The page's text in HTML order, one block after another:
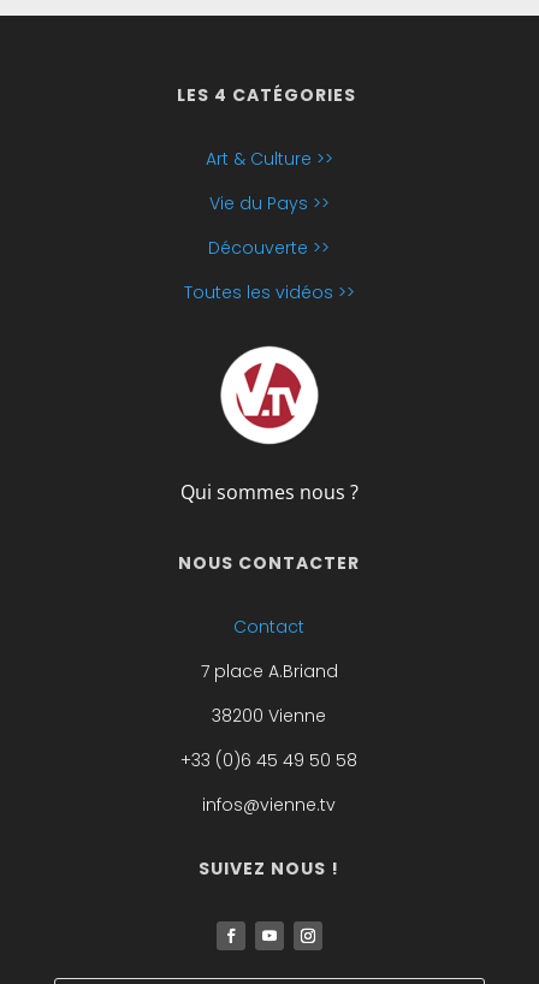
LES 4 CATÉGORIES
Art & Culture >>
Vie du Pays >>
Découverte >>
Toutes les vidéos >>
Qui sommes nous ?
NOUS CONTACTER
Contact
7 place A.Briand
38200 Vienne
+33 (0)6 45 49 50 58
infos@vienne.tv
SUIVEZ NOUS !